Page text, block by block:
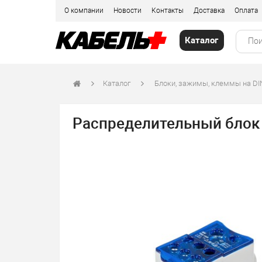
О компании Новости Контакты Доставка Оплата
Каталог
Каталог Блоки, зажимы, клеммы на
Распределительный